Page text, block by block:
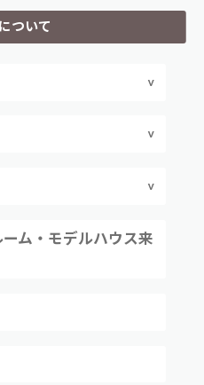
ついて
ム・モデルハウス来